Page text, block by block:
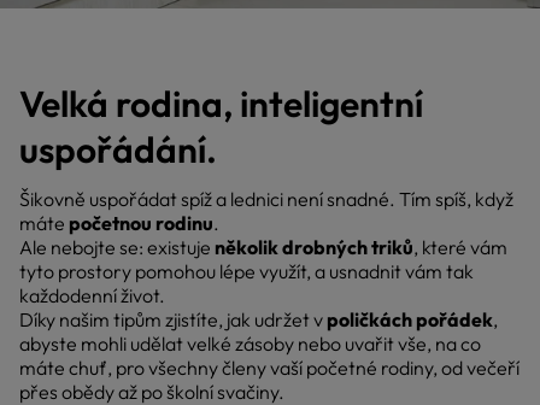
Velká rodina, inteligentní
uspořádání.
Šikovně uspořádat spíž a lednici není snadné. Tím spíš, když
máte početnou rodinu.
Ale nebojte se: existuje několik drobných triků, které vám
tyto prostory pomohou lépe využít, a usnadnit vám tak
každodenní život.
Díky našim tipům zjistíte, jak udržet v poličkách pořádek,
abyste mohli udělat velké zásoby nebo uvařit vše, na co
máte chuť, pro všechny členy vaší početné rodiny, od večeří
přes obědy až po školní svačiny.